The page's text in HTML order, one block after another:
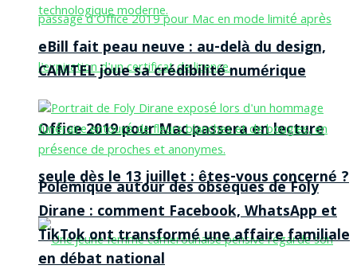
Office 2019 pour Mac passera en lecture
seule dès le 13 juillet : êtes-vous concerné ?
eBill fait peau neuve : au-delà du design,
CAMTEL joue sa crédibilité numérique
Polémique autour des obsèques de Foly
Dirane : comment Facebook, WhatsApp et
TikTok ont transformé une affaire familiale
en débat national